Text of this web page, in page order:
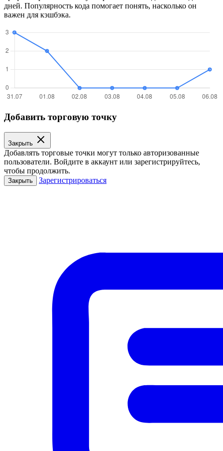
дней. Популярность кода помогает понять, насколько он
важен для кэшбэка.
Добавить торговую точку
Закрыть
Добавлять торговые точки могут только авторизованные
пользователи. Войдите в аккаунт или зарегистрируйтесь,
чтобы продолжить.
Закрыть Зарегистрироваться